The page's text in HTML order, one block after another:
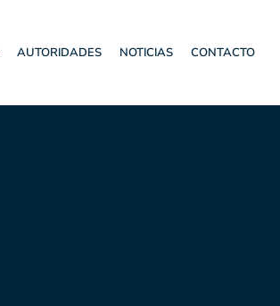
AUTORIDADES NOTICIAS CONTACTO